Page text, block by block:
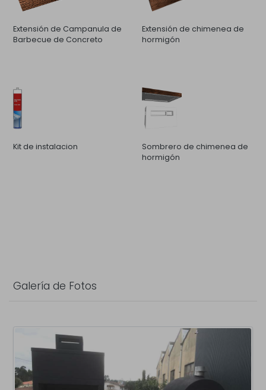
Extensión de Campanula de
Barbecue de Concreto
Extensión de chimenea de
hormigón
Kit de instalacion
Sombrero de chimenea de
hormigón
Galería de Fotos